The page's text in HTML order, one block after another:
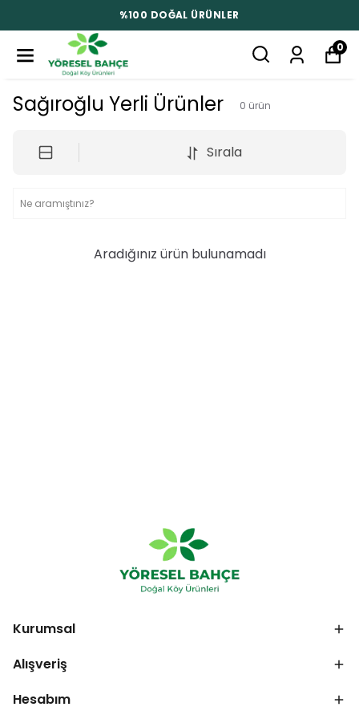
%100 DOĞAL ÜRÜNLER
0
Sağıroğlu Yerli Ürünler 0 ürün
Sırala
Aradığınız ürün bulunamadı
Kurumsal
Alışveriş
Hesabım